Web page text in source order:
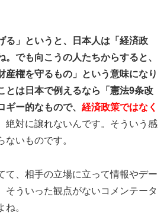
る」というと、日本人は「経済政
。でも向こうの人たちからすると、
産権を守るもの」という意味になり
とは日本で例えるなら「憲法9条改
ギー的なもので、 経済政策ではなく
絶対に譲れないんです。そういう感
いものです。
て、相手の立場に立って情報やデー
そういった観点がないコメンテータ
。